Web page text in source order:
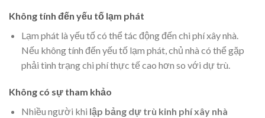
Không tính đến yếu tố lạm phát
Lạm phát là yếu tố có thể tác động đến chi phí xây nhà.
Nếu không tính đến yếu tố lạm phát, chủ nhà có thể gặp
phải tình trạng chi phí thực tế cao hơn so với dự trù.
Không có sự tham khảo
Nhiều người khi lập bảng dự trù kinh phí xây nhà